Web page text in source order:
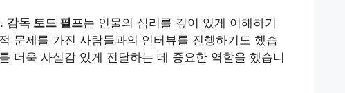
감독 토드 필프는 인물의 심리를 깊이 있게 이해하기
문제를 가진 사람들과의 인터뷰를 진행하기도 했습
더욱 사실감 있게 전달하는 데 중요한 역할을 했습니